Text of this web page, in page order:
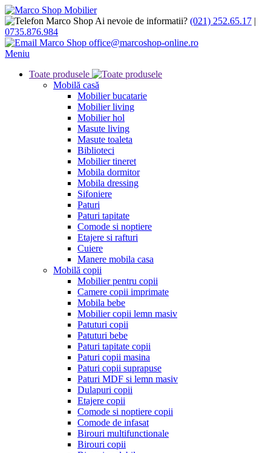
Ai nevoie de informatii? (021) 252.65.17 |
0735.876.984
office@marcoshop-online.ro
Meniu
Toate produsele
Mobilă casă
Mobilier bucatarie
Mobilier living
Mobilier hol
Masute living
Masute toaleta
Biblioteci
Mobilier tineret
Mobila dormitor
Mobila dressing
Sifoniere
Paturi
Paturi tapitate
Comode si noptiere
Etajere si rafturi
Cuiere
Manere mobila casa
Mobilă copii
Mobilier pentru copii
Camere copii imprimate
Mobila bebe
Mobilier copii lemn masiv
Patuturi copii
Patuturi bebe
Paturi tapitate copii
Paturi copii masina
Paturi copii suprapuse
Paturi MDF si lemn masiv
Dulapuri copii
Etajere copii
Comode si noptiere copii
Comode de infasat
Birouri multifunctionale
Birouri copii